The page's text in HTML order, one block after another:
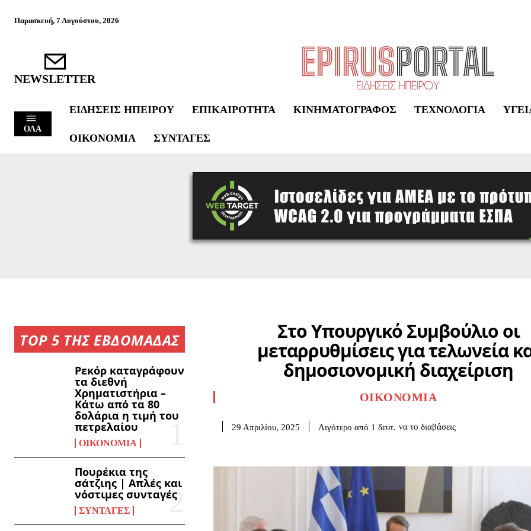
Παρασκευή, 7 Αυγούστου, 2026
NEWSLETTER
ΟΛΑ
ΕΙΔΉΣΕΙΣ ΗΠΕΊΡΟΥ ΕΠΙΚΑΙΡΌΤΗΤΑ ΚΙΝΗΜΑΤΟΓΡΆΦΟΣ ΤΕΧΝΟΛΟΓΊΑ
ΟΙΚΟΝΟΜΊΑ ΣΥΝΤΑΓΈΣ
TOP 5 ΤΗΣ ΕΒΔΟΜΑΔΑΣ
Ρεκόρ καταγράφουν
τα διεθνή
Χρηματιστήρια –
Κάτω από τα 80
δολάρια η τιμή του
πετρελαίου
ΟΙΚΟΝΟΜΊΑ
Πουρέκια της
σάτζιης | Απλές και
νόστιμες συνταγές
ΣΥΝΤΑΓΈΣ
Στο Υπουργικό Συμβούλιο οι
μεταρρυθμίσεις για τελωνεία
δημοσιονομική διαχείριση
ΟΙΚΟΝΟΜΊΑ
29 Απριλίου, 2025 Λιγότερο από 1 δευτ. να το διαβάσεις